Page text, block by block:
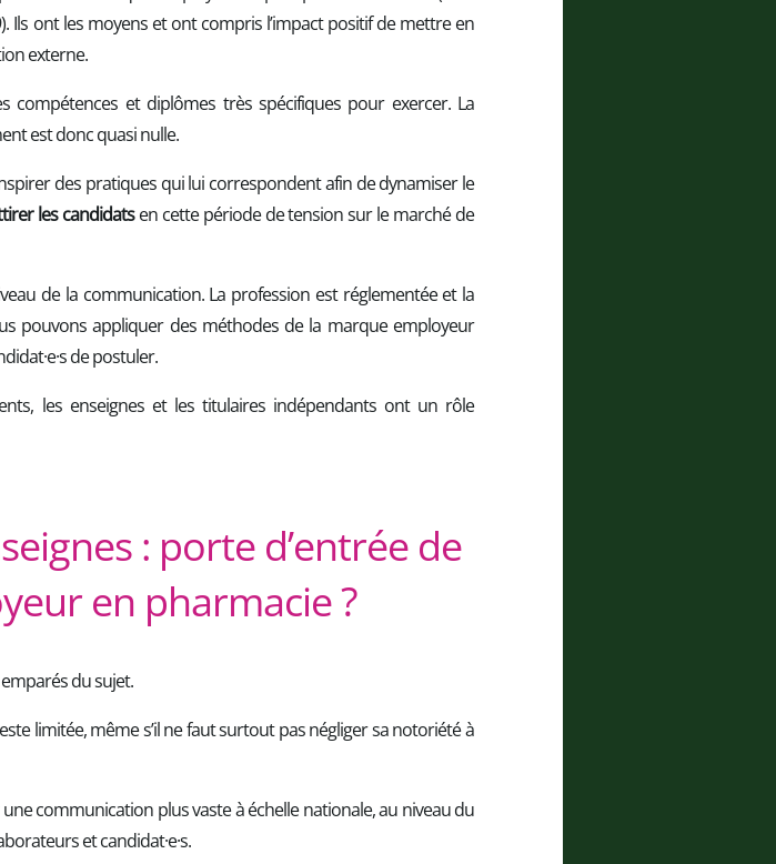
Ils ont les moyens et ont compris l’impact positif de mettre en
externe.
compétences et diplômes très spécifiques pour exercer. La
est donc quasi nulle.
des pratiques qui lui correspondent afin de dynamiser le
les candidatsen cette période de tension sur le marché de
de la communication. La profession est réglementée et la
pouvons appliquer des méthodes de la marque employeur
de postuler.
les enseignes et les titulaires indépendants ont un rôle
: porte d’entrée de
en pharmacie ?
du sujet.
limitée, même s’il ne faut surtout pas négliger sa notoriété à
communication plus vaste à échelle nationale, au niveau du
et candidat·e·s.